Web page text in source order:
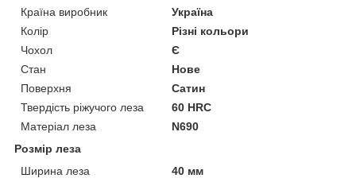
Країна виробник
Україна
Колір
Різні кольори
Чохол
Є
Стан
Нове
Поверхня
Сатин
Твердість ріжучого леза
60 HRC
Матеріал леза
N690
Розмір леза
Ширина леза
40 мм